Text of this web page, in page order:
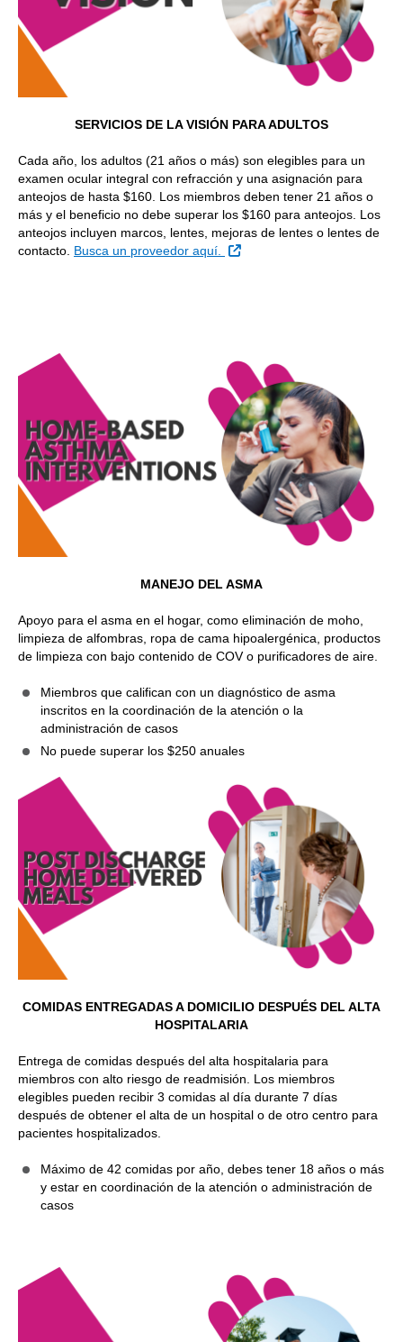
SERVICIOS DE LA VISIÓN PARA ADULTOS
Cada año, los adultos (21 años o más) son elegibles para un
examen ocular integral con refracción y una asignación para
anteojos de hasta $160. Los miembros deben tener 21 años o
más y el beneficio no debe superar los $160 para anteojos. Los
anteojos incluyen marcos, lentes, mejoras de lentes o lentes de
contacto. Busca un proveedor aquí. Sitio Externo
MANEJO DEL ASMA
Apoyo para el asma en el hogar, como eliminación de moho,
limpieza de alfombras, ropa de cama hipoalergénica, productos
de limpieza con bajo contenido de COV o purificadores de aire.
Miembros que califican con un diagnóstico de asma
inscritos en la coordinación de la atención o la
administración de casos
No puede superar los $250 anuales
COMIDAS ENTREGADAS A DOMICILIO DESPUÉS DEL ALTA
HOSPITALARIA
Entrega de comidas después del alta hospitalaria para
miembros con alto riesgo de readmisión. Los miembros
elegibles pueden recibir 3 comidas al día durante 7 días
después de obtener el alta de un hospital o de otro centro para
pacientes hospitalizados.
Máximo de 42 comidas por año, debes tener 18 años o más
y estar en coordinación de la atención o administración de
casos